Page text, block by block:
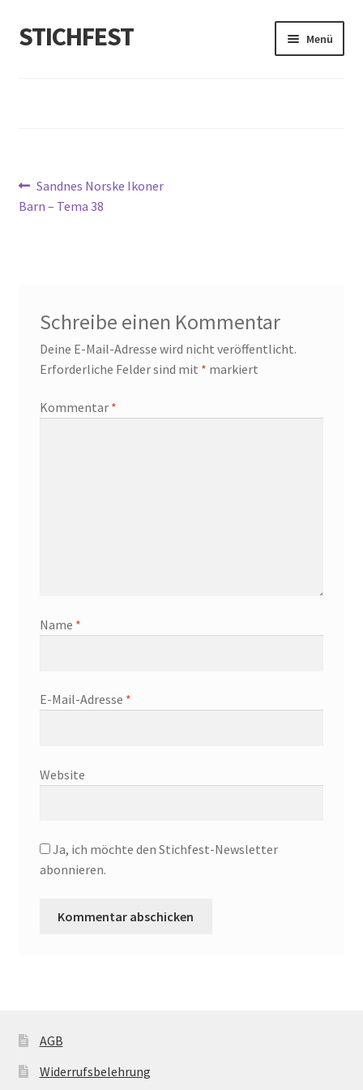
Zur
Navigation
Zum
Inhalt
STICHFEST Menü
About me
Beitragsnavigation
Vorheriger
Beitrag:
Sandnes Norske Ikoner
Barn – Tema 38
Schreibe einen Kommentar
Deine E-Mail-Adresse wird nicht veröffentlicht.
Erforderliche Felder sind mit * markiert
Kommentar *
Name *
E-Mail-Adresse *
Website
Ja, ich möchte den Stichfest-Newsletter
abonnieren.
AGB
Widerrufsbelehrung